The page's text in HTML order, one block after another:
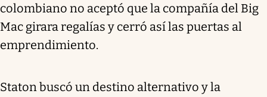
colombiano no aceptó que la compañía del Big
Mac girara regalías y cerró así las puertas al
emprendimiento.
Staton buscó un destino alternativo y la